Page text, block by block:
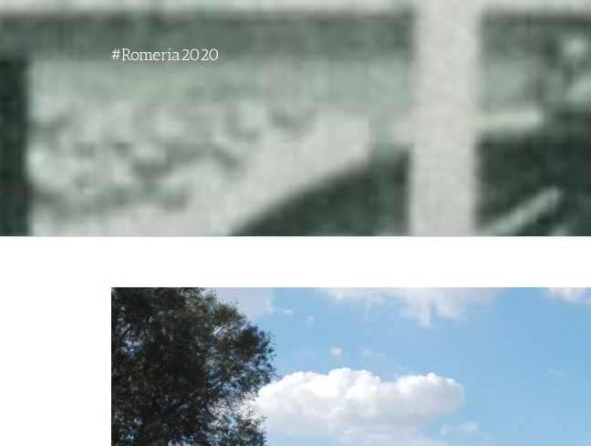
#Romeria2020